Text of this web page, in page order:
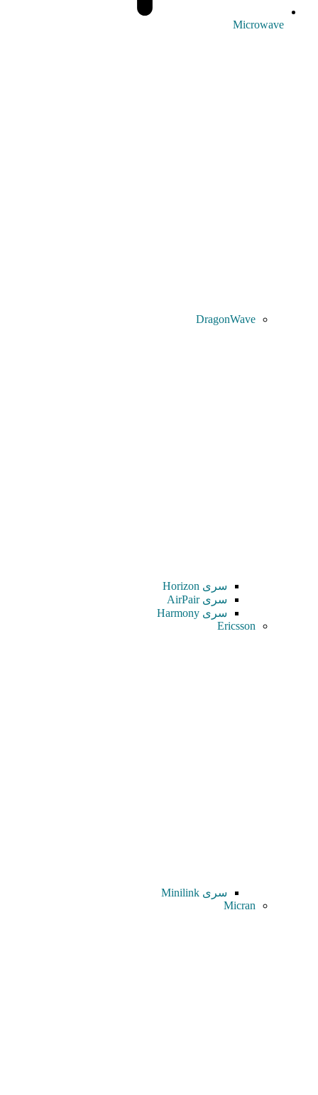
Microwave
DragonWave
سری Horizon
سری AirPair
سری Harmony
Ericsson
سری Minilink
Micran